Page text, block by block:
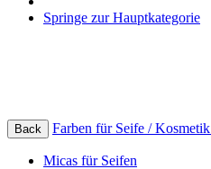
Springe zur Hauptkategorie
Back Farben für Seife / Kosmetik
Micas für Seifen